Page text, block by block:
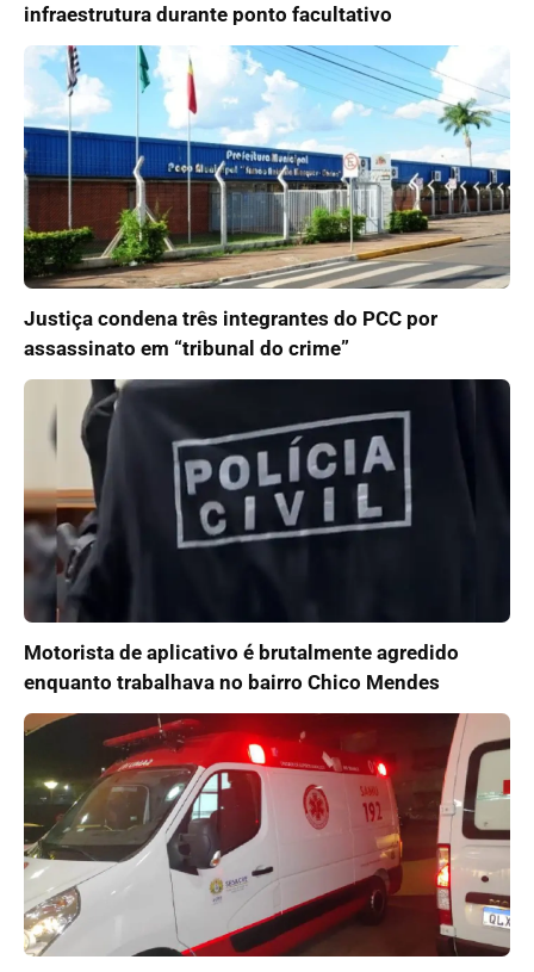
infraestrutura durante ponto facultativo
Justiça condena três integrantes do PCC por
assassinato em “tribunal do crime”
Motorista de aplicativo é brutalmente agredido
enquanto trabalhava no bairro Chico Mendes